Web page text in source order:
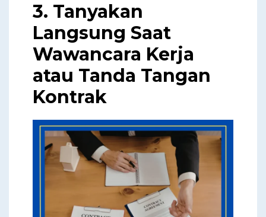
3. Tanyakan
Langsung Saat
Wawancara Kerja
atau Tanda Tangan
Kontrak